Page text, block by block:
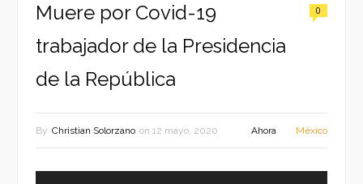
Muere por Covid-19
trabajador de la Presidencia
de la República
0
By Christian Solorzano on 12 mayo, 2020 Ahora México